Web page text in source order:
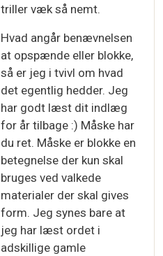
triller væk så nemt.
Hvad angår benævnelsen
at opspænde eller blokke,
så er jeg i tvivl om hvad
det egentlig hedder. Jeg
har godt læst dit indlæg
for år tilbage :) Måske har
du ret. Måske er blokke en
betegnelse der kun skal
bruges ved valkede
materialer der skal gives
form. Jeg synes bare at
jeg har læst ordet i
adskillige gamle